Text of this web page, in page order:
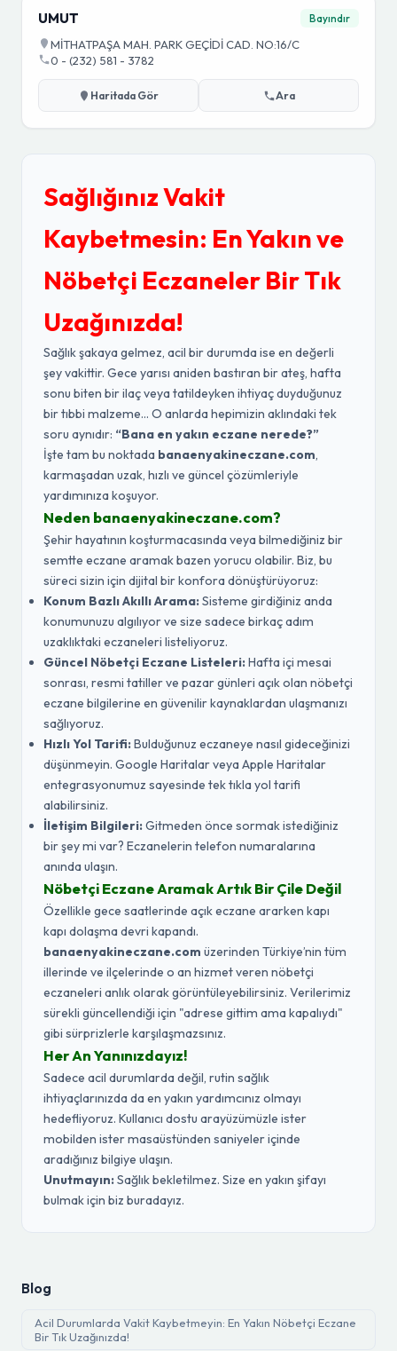
UMUT Bayındır
MİTHATPAŞA MAH. PARK GEÇİDİ CAD. NO:16/C
0 - (232) 581 - 3782
Haritada Gör Ara
Sağlığınız Vakit
Kaybetmesin: En Yakın ve
Nöbetçi Eczaneler Bir Tık
Uzağınızda!
Sağlık şakaya gelmez, acil bir durumda ise en değerli
şey vakittir. Gece yarısı aniden bastıran bir ateş, hafta
sonu biten bir ilaç veya tatildeyken ihtiyaç duyduğunuz
bir tıbbi malzeme... O anlarda hepimizin aklındaki tek
soru aynıdır: “Bana en yakın eczane nerede?”
İşte tam bu noktada banaenyakineczane.com,
karmaşadan uzak, hızlı ve güncel çözümleriyle
yardımınıza koşuyor.
Neden banaenyakineczane.com?
Şehir hayatının koşturmacasında veya bilmediğiniz bir
semtte eczane aramak bazen yorucu olabilir. Biz, bu
süreci sizin için dijital bir konfora dönüştürüyoruz:
Konum Bazlı Akıllı Arama:Sisteme girdiğiniz anda
konumunuzu algılıyor ve size sadece birkaç adım
uzaklıktaki eczaneleri listeliyoruz.
Güncel Nöbetçi Eczane Listeleri:Hafta içi mesai
sonrası, resmi tatiller ve pazar günleri açık olan nöbetçi
eczane bilgilerine en güvenilir kaynaklardan ulaşmanızı
sağlıyoruz.
Hızlı Yol Tarifi:Bulduğunuz eczaneye nasıl gideceğinizi
düşünmeyin. Google Haritalar veya Apple Haritalar
entegrasyonumuz sayesinde tek tıkla yol tarifi
alabilirsiniz.
İletişim Bilgileri:Gitmeden önce sormak istediğiniz
bir şey mi var? Eczanelerin telefon numaralarına
anında ulaşın.
Nöbetçi Eczane Aramak Artık Bir Çile Değil
Özellikle gece saatlerinde açık eczane ararken kapı
kapı dolaşma devri kapandı.
banaenyakineczane.com üzerinden Türkiye’nin tüm
illerinde ve ilçelerinde o an hizmet veren nöbetçi
eczaneleri anlık olarak görüntüleyebilirsiniz. Verilerimiz
sürekli güncellendiği için "adrese gittim ama kapalıydı"
gibi sürprizlerle karşılaşmazsınız.
Her An Yanınızdayız!
Sadece acil durumlarda değil, rutin sağlık
ihtiyaçlarınızda da en yakın yardımcınız olmayı
hedefliyoruz. Kullanıcı dostu arayüzümüzle ister
mobilden ister masaüstünden saniyeler içinde
aradığınız bilgiye ulaşın.
Unutmayın:Sağlık bekletilmez. Size en yakın şifayı
bulmak için biz buradayız.
Blog
Acil Durumlarda Vakit Kaybetmeyin: En Yakın Nöbetçi Eczane
Bir Tık Uzağınızda!